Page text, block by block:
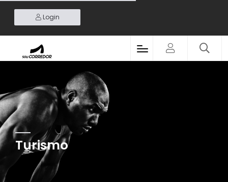
Login
Turismo